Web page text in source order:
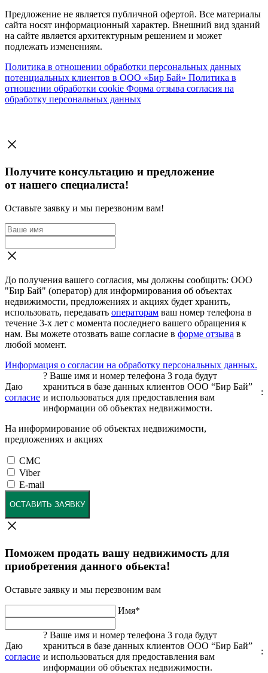
Предложение не является публичной офертой. Все материалы
сайта носят информационный характер. Внешний вид зданий
на сайте является архитектурным решением и может
подлежать изменениям.
Политика в отношении обработки персональных данных
потенциальных клиентов в ООО «Бир Бай» Политика в
отношении обработки cookie Форма отзыва согласия на
обработку персональных данных
Получите консультацию и предложение
от нашего специалиста!
Оставьте заявку и мы перезвоним вам!
До получения вашего согласия, мы должны сообщить: ООО
"Бир Бай" (оператор) для информирования об объектах
недвижимости, предложениях и акциях будет хранить,
использовать, передавать операторам ваш номер телефона в
течение 3-х лет с момента последнего вашего обращения к
нам. Вы можете отозвать ваше согласие в форме отзыва в
любой момент.
Информация о согласии на обработку персональных данных.
Даю
согласие
? Ваше имя и номер телефона 3 года будут
храниться в базе данных клиентов ООО “Бир Бай”
и использоваться для предоставления вам
информации об объектах недвижимости.
:
На информирование об объектах недвижимости,
предложениях и акциях
СМС
Viber
E-mail
ОСТАВИТЬ ЗАЯВКУ
Поможем продать вашу недвижимость для
приобретения данного обьекта!
Оставьте заявку и мы перезвоним вам
Имя*
Даю
согласие
? Ваше имя и номер телефона 3 года будут
храниться в базе данных клиентов ООО “Бир Бай”
и использоваться для предоставления вам
информации об объектах недвижимости.
: